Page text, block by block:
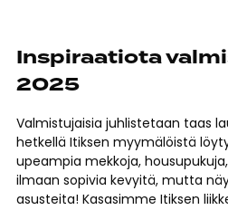
Inspiraatiota
2025
Valmistujaisia juhlistetaan taas
hetkellä Itiksen myymälöistä
upeampia mekkoja,
ilmaan sopivia kevyitä, mutta
asusteita! Kasasimme Itiksen